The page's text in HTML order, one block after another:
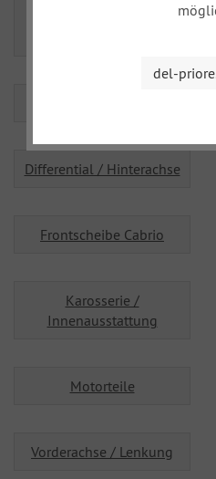
Differential / Hinterachse
Frontscheibe Cabrio
Karosserie /
Innenausstattung
Motorteile
Vorderachse / Lenkung
del-